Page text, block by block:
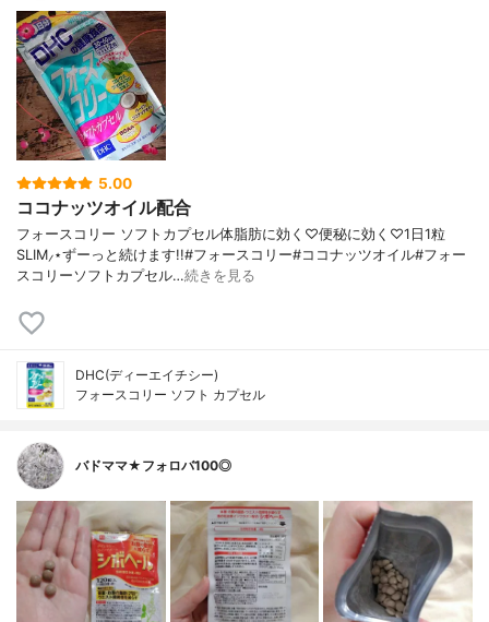
5.00
ココナッツオイル配合
フォースコリー ソフトカプセル体脂肪に効く♡便秘に効く♡1日1粒
SLIM⸝⋆ずーっと続けます!!#フォースコリー#ココナッツオイル#フォー
スコリーソフトカプセル…続きを見る
DHC(ディーエイチシー)
フォースコリー ソフト カプセル
バドママ★フォロバ100◎